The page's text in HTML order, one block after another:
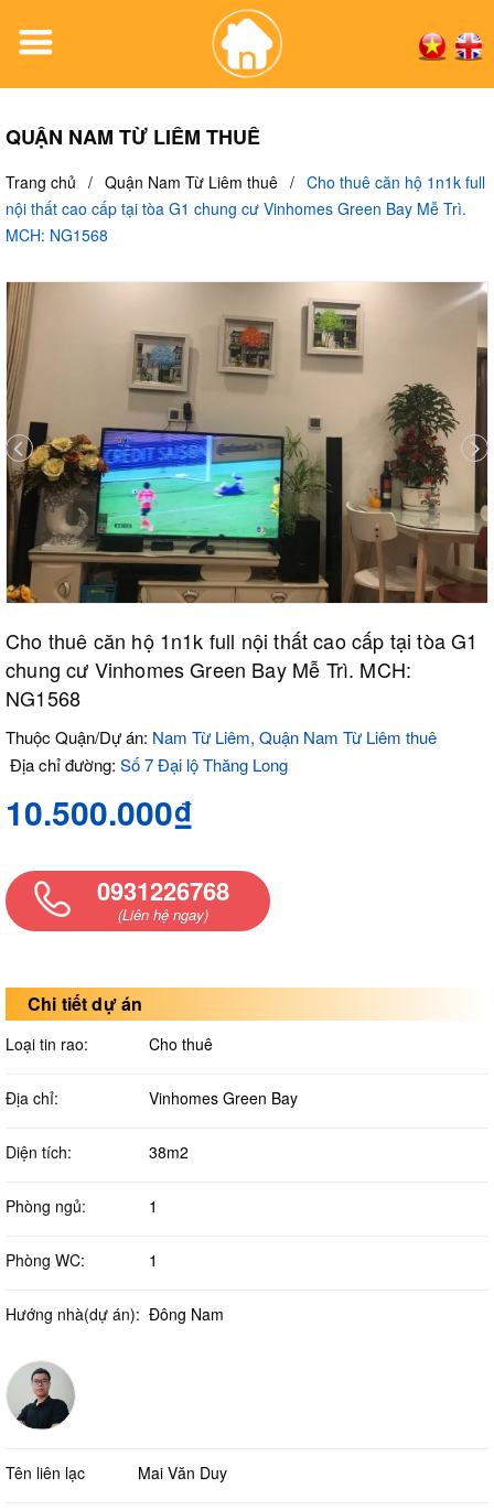
QUẬN NAM TỪ LIÊM THUÊ
Trang chủ / Quận Nam Từ Liêm thuê / Cho thuê căn hộ 1n1k full
nội thất cao cấp tại tòa G1 chung cư Vinhomes Green Bay Mễ Trì.
MCH: NG1568
Cho thuê căn hộ 1n1k full nội thất cao cấp tại tòa G1
chung cư Vinhomes Green Bay Mễ Trì. MCH:
NG1568
Thuộc Quận/Dự án: Nam Từ Liêm, Quận Nam Từ Liêm thuê
Địa chỉ đường: Số 7 Đại lộ Thăng Long
10.500.000₫
0931226768
(Liên hệ ngay)
Chi tiết dự án
Loại tin rao: Cho thuê
Địa chỉ: Vinhomes Green Bay
Diện tích: 38m2
Phòng ngủ: 1
Phòng WC: 1
Hướng nhà(dự án): Đông Nam
Tên liên lạc Mai Văn Duy